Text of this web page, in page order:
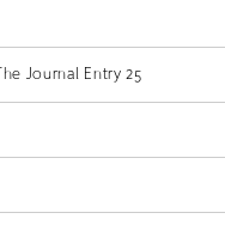
The Journal Entry 25